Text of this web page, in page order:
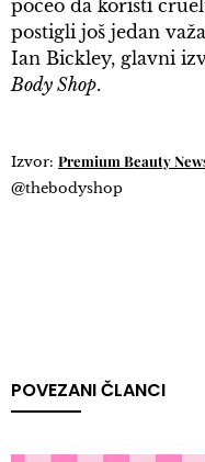
počeo da koristi
postigli još jedan
Ian Bickley, glavni
Body Shop.
Izvor: Premium Beauty
@thebodyshop
POVEZANI ČLANCI